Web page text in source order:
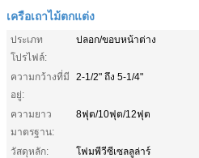
เครือเถาไม้ตกแต่ง
ประเภท
โปรไฟล์:
ปลอก/ขอบหน้าต่าง
ความกว้างที่มี
อยู่:
2-1/2" ถึง 5-1/4"
ความยาว
มาตรฐาน:
8ฟุต/10ฟุต/12ฟุต
วัสดุหลัก:
โฟมพีวีซีเซลลูล่าร์